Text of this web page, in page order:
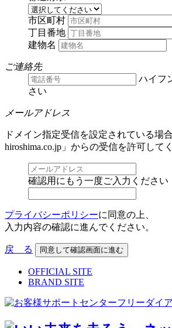
市区町村
丁目番地
建物名
ご連絡先
ハイフ
さい
メールアドレス
ドメイン指定受信を設定されている場
hiroshima.co.jp」からの受信を許可して
確認用にもう一度ご入力ください
プライバシーポリシーに同意の上、
入力内容の確認に進んでください。
戻 る
OFFICIAL SITE
BRAND SITE